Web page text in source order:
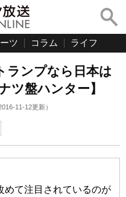
ツ コラム ライフ
ランプなら日本は
ツ盤ハンター】
11-12更新）
めて注目されているのが